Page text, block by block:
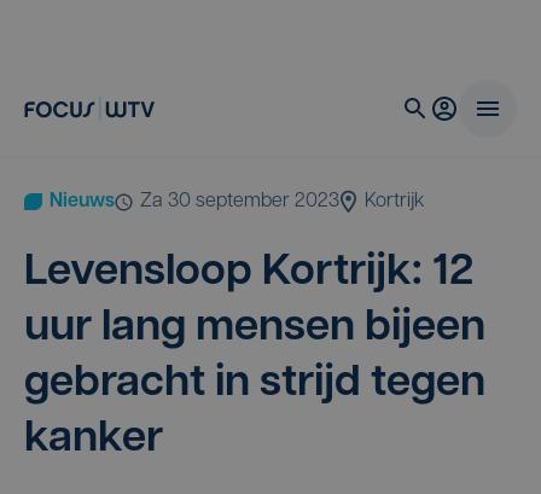
Nieuws za 30 september 2023 Kortrijk
Levens­loop Kort­rijk: 12
uur lang men­sen bij­een
gebracht in strijd tegen
kanker